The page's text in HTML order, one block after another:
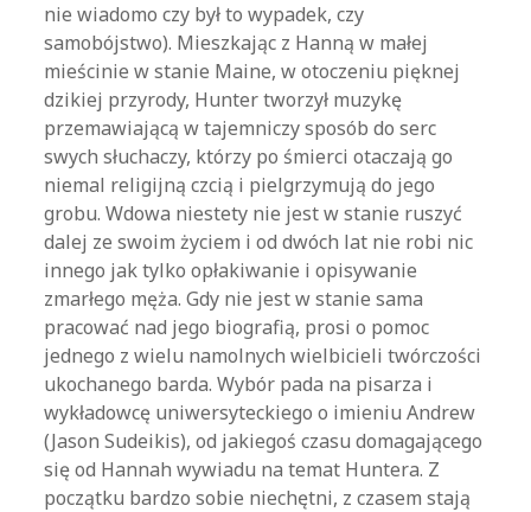
nie wiadomo czy był to wypadek, czy
samobójstwo). Mieszkając z Hanną w małej
mieścinie w stanie Maine, w otoczeniu pięknej
dzikiej przyrody, Hunter tworzył muzykę
przemawiającą w tajemniczy sposób do serc
swych słuchaczy, którzy po śmierci otaczają go
niemal religijną czcią i pielgrzymują do jego
grobu. Wdowa niestety nie jest w stanie ruszyć
dalej ze swoim życiem i od dwóch lat nie robi nic
innego jak tylko opłakiwanie i opisywanie
zmarłego męża. Gdy nie jest w stanie sama
pracować nad jego biografią, prosi o pomoc
jednego z wielu namolnych wielbicieli twórczości
ukochanego barda. Wybór pada na pisarza i
wykładowcę uniwersyteckiego o imieniu Andrew
(Jason Sudeikis), od jakiegoś czasu domagającego
się od Hannah wywiadu na temat Huntera. Z
początku bardzo sobie niechętni, z czasem stają